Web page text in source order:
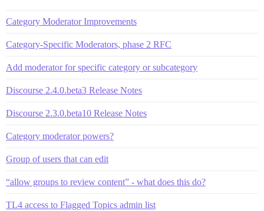
Category Moderator Improvements
Category-Specific Moderators, phase 2 RFC
Add moderator for specific category or subcategory
Discourse 2.4.0.beta3 Release Notes
Discourse 2.3.0.beta10 Release Notes
Category moderator powers?
Group of users that can edit
“allow groups to review content” - what does this do?
TL4 access to Flagged Topics admin list